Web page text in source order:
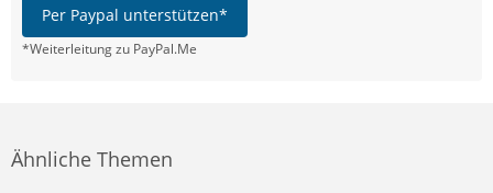
Per Paypal unterstützen*
*Weiterleitung zu PayPal.Me
Ähnliche Themen